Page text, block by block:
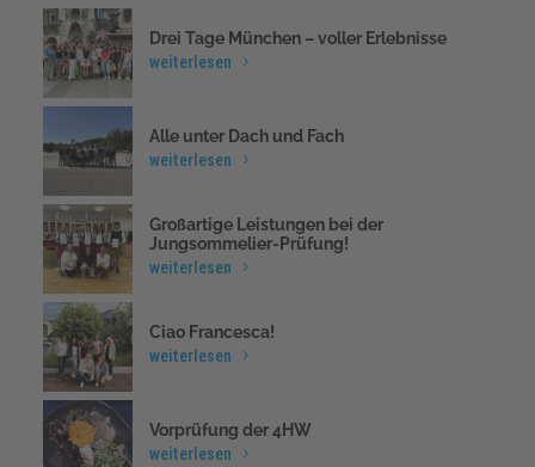
Drei Tage München – voller Erlebnisse
weiterlesen
Alle unter Dach und Fach
weiterlesen
Großartige Leistungen bei der
Jungsommelier-Prüfung!
weiterlesen
Ciao Francesca!
weiterlesen
Vorprüfung der 4HW
weiterlesen